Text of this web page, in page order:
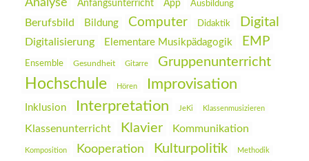
Analyse Anfangsunterricht App Ausbildung
Berufsbild Bildung Computer Didaktik Digital
Digitalisierung Elementare Musikpädagogik EMP
Ensemble Gesundheit Gitarre Gruppenunterricht
Hochschule Hören Improvisation
Inklusion Interpretation JeKi Klassenmusizieren
Klassenunterricht Klavier Kommunikation
Komposition Kooperation Kulturpolitik Methodik